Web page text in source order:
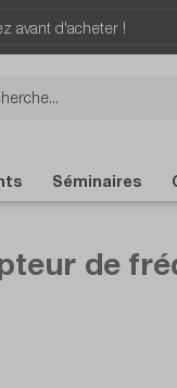
avant d'acheter !
Séminaires
de